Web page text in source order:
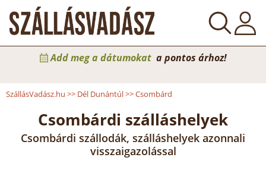
Add meg a dátumokat a pontos árhoz!
SzállásVadász.hu >> Dél Dunántúl>>Csombárd
Csombárdi szálláshelyek
Csombárdi szállodák, szálláshelyek azonnali
visszaigazolással